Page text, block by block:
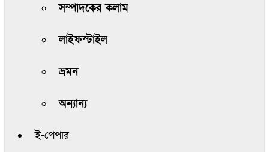
সম্পাদকের কলাম
লাইফস্টাইল
ভ্রমন
অন্যান্য
ই-পেপার